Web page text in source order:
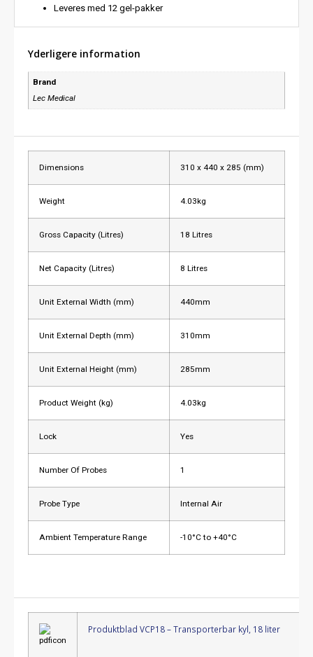
Leveres med 12 gel-pakker
Yderligere information
Brand
Lec Medical
Dimensions 310 x 440 x 285 (mm)
Weight 4.03kg
Gross Capacity (Litres) 18 Litres
Net Capacity (Litres) 8 Litres
Unit External Width (mm) 440mm
Unit External Depth (mm) 310mm
Unit External Height (mm) 285mm
Product Weight (kg) 4.03kg
Lock Yes
Number Of Probes 1
Probe Type Internal Air
Ambient Temperature Range -10°C to +40°C
Produktblad VCP18 – Transporterbar kyl, 18 liter